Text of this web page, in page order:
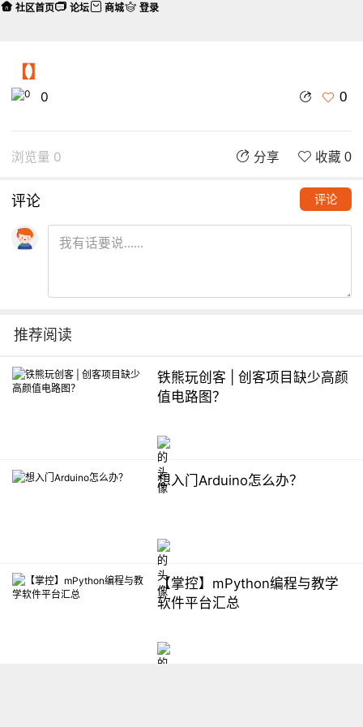
【】
0 0
浏览量 0 分享 收藏 0
评论 评论
推荐阅读
铁熊玩创客 | 创客项目缺少高颜
值电路图？
想入门Arduino怎么办？
【掌控】mPython编程与教学
软件平台汇总
社区首页 论坛 商城 登录